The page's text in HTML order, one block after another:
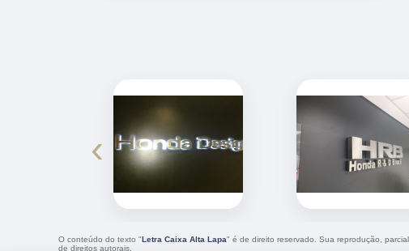
‹
O conteúdo do texto "Letra Caixa Alta Lapa" é de direito reservado. Sua reprodução,
de direitos autorais.